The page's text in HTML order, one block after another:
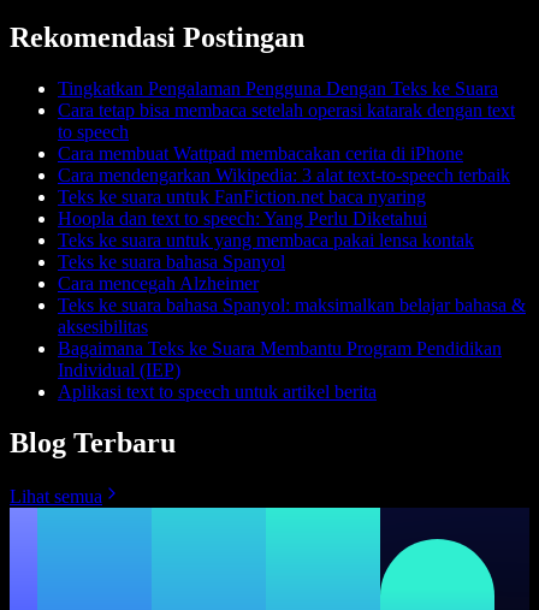
Rekomendasi Postingan
Tingkatkan Pengalaman Pengguna Dengan Teks ke Suara
Cara tetap bisa membaca setelah operasi katarak dengan text
to speech
Cara membuat Wattpad membacakan cerita di iPhone
Cara mendengarkan Wikipedia: 3 alat text-to-speech terbaik
Teks ke suara untuk FanFiction.net baca nyaring
Hoopla dan text to speech: Yang Perlu Diketahui
Teks ke suara untuk yang membaca pakai lensa kontak
Teks ke suara bahasa Spanyol
Cara mencegah Alzheimer
Teks ke suara bahasa Spanyol: maksimalkan belajar bahasa &
aksesibilitas
Bagaimana Teks ke Suara Membantu Program Pendidikan
Individual (IEP)
Aplikasi text to speech untuk artikel berita
Blog Terbaru
Lihat semua